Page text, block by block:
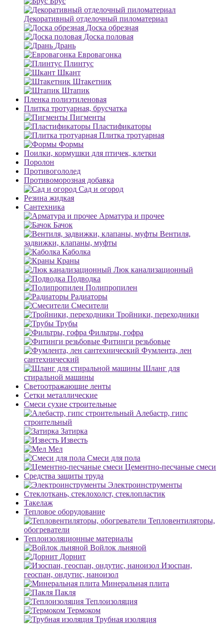
Декоративный отделочный пиломатериал
Доска обрезная
Доска половая
Дрань
Евровагонка
Плинтус
Шкант
Штакетник
Штапик
Пленка полиэтиленовая
Плитка тротуарная, брусчатка
Пигменты
Пластификаторы
Плитка тротуарная
Формы
Поилки, кормушки для птичек, клетки
Поролон
Противогололед
Противоморозная добавка
Сад и огород
Резина жидкая
Сантехника
Арматура и прочее
Бачок
Вентиля,
задвижки, клапаны, муфты
Каболка
Краны
Люк канализационный
Подводка
Полипропилен
Радиаторы
Смесители
Тройники, переходники
Трубы
Фильтры, гофра
Фитинги резьбовые
Фумлента, лен
сантехнический
Шланг для
стиральной машины
Светоотражающие ленты
Сетки металлические
Смеси сухие строительные
Алебастр, гипс
строительный
Затирка
Известь
Мел
Смеси для пола
Цементно-песчаные смеси
Средства защиты труда
Электроинструменты
Стеклоткань, стеклохолст, стеклопластик
Такелаж
Тепловое оборудование
Тепловентиляторы,
обогреватели
Теплоизоляционные материалы
Войлок льняной
Дорнит
Изоспан,
геоспан, ондутис, наноизол
Минеральная плита
Пакля
Теплоизоляция
Термоком
Трубная изоляция